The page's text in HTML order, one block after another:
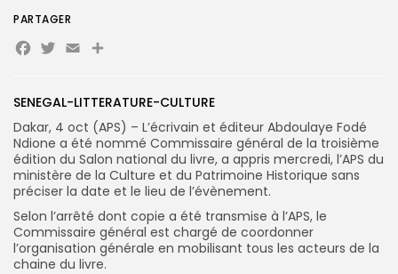
SENEGAL-LITTERATURE-CULTURE
Dakar, 4 oct (APS) – L’écrivain et éditeur Abdoulaye Fodé
Ndione a été nommé Commissaire général de la troisième
édition du Salon national du livre, a appris mercredi, l’APS du
ministère de la Culture et du Patrimoine Historique sans
préciser la date et le lieu de l’évènement.
Selon l’arrêté dont copie a été transmise à l’APS, le
Commissaire général est chargé de coordonner
l’organisation générale en mobilisant tous les acteurs de la
chaine du livre.
PARTAGER
Facebook
Twitter
EmailPartager